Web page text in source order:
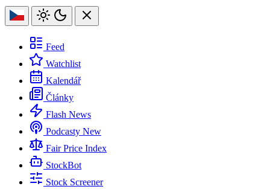
Feed
Watchlist
Kalendář
Články
Flash News
Podcasty New
Fair Price Index
StockBot
Stock Screener